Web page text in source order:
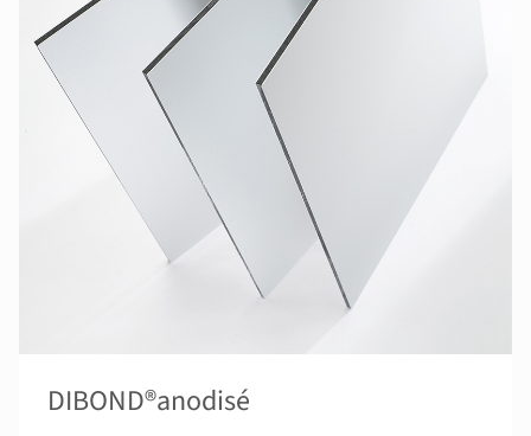
DIBOND®anodisé